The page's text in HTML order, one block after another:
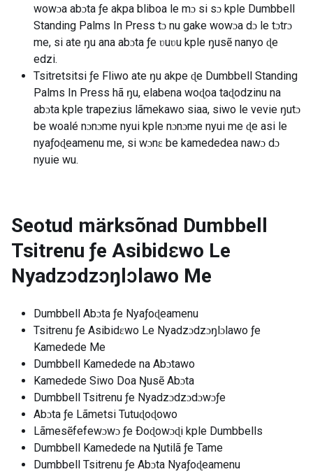
wowɔa abɔta ƒe akpa bliboa le mɔ si sɔ kple Dumbbell
Standing Palms In Press tɔ nu gake wowɔa dɔ le tɔtrɔ
me, si ate ŋu ana abɔta ƒe ʋuʋu kple ŋusẽ nanyo ɖe
edzi.
Tsitretsitsi ƒe Fliwo ate ŋu akpe ɖe Dumbbell Standing
Palms In Press hã ŋu, elabena woɖoa taɖodzinu na
abɔta kple trapezius lãmekawo siaa, siwo le vevie ŋutɔ
be woalé nɔnɔme nyui kple nɔnɔme nyui me ɖe asi le
nyaƒoɖeamenu me, si wɔnɛ be kamededea nawɔ dɔ
nyuie wu.
Seotud märksõnad Dumbbell
Tsitrenu ƒe Asibidɛwo Le
Nyadzɔdzɔŋlɔlawo Me
Dumbbell Abɔta ƒe Nyaƒoɖeamenu
Tsitrenu ƒe Asibidɛwo Le Nyadzɔdzɔŋlɔlawo ƒe
Kamedede Me
Dumbbell Kamedede na Abɔtawo
Kamedede Siwo Doa Ŋusẽ Abɔta
Dumbbell Tsitrenu ƒe Nyadzɔdzɔdɔwɔƒe
Abɔta ƒe Lãmetsi Tutuɖoɖowo
Lãmesẽfefewɔwɔ ƒe Ðoɖowɔɖi kple Dumbbells
Dumbbell Kamedede na Ŋutilã ƒe Tame
Dumbbell Tsitrenu ƒe Abɔta Nyaƒoɖeamenu